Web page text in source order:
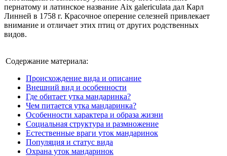
пернатому и латинское название Aix galericulata дал Карл
Линней в 1758 г. Красочное оперение селезней привлекает
внимание и отличает этих птиц от других родственных
видов.
Содержание материала:
Происхождение вида и описание
Внешний вид и особенности
Где обитает утка мандаринка?
Чем питается утка мандаринка?
Особенности характера и образа жизни
Социальная структура и размножение
Естественные враги уток мандаринок
Популяция и статус вида
Охрана уток мандаринок